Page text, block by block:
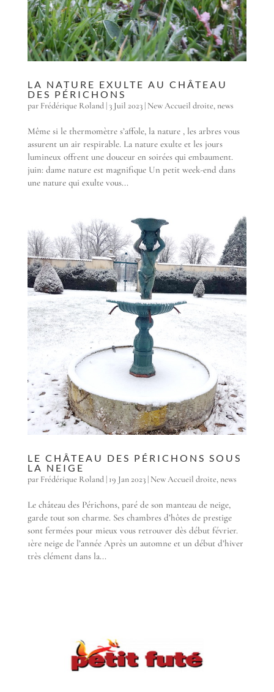
LA NATURE EXULTE AU CHÂTEAU
DES PÉRICHONS
par Frédérique Roland|3 Juil 2023| New Accueil droite,news
Même si le thermomètre s’affole, la nature , les arbres vous
assurent un air respirable. La nature exulte et les jours
lumineux offrent une douceur en soirées qui embaument.
juin: dame nature est magnifique Un petit week-end dans
une nature qui exulte vous...
LE CHÂTEAU DES PÉRICHONS SOUS
LA NEIGE
par Frédérique Roland| 19 Jan 2023| New Accueil droite,news
Le château des Périchons, paré de son manteau de neige,
garde tout son charme. Ses chambres d’hôtes de prestige
sont fermées pour mieux vous retrouver dès début février.
1ère neige de l’année Après un automne et un début d’hiver
très clément dans la...